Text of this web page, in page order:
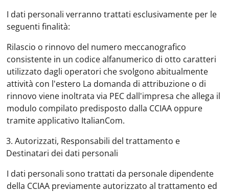
I dati personali verranno trattati esclusivamente per le
seguenti finalità:
Rilascio o rinnovo del numero meccanografico
consistente in un codice alfanumerico di otto caratteri
utilizzato dagli operatori che svolgono abitualmente
attività con l'estero La domanda di attribuzione o di
rinnovo viene inoltrata via PEC dall'impresa che allega il
modulo compilato predisposto dalla CCIAA oppure
tramite applicativo ItalianCom.
3. Autorizzati, Responsabili del trattamento e
Destinatari dei dati personali
I dati personali sono trattati da personale dipendente
della CCIAA previamente autorizzato al trattamento ed